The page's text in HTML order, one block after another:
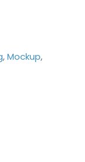
,Mockup,